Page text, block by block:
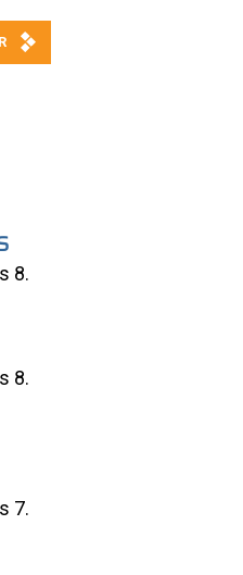
8.
8.
7.